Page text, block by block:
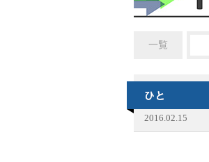
一覧
2016.02.15